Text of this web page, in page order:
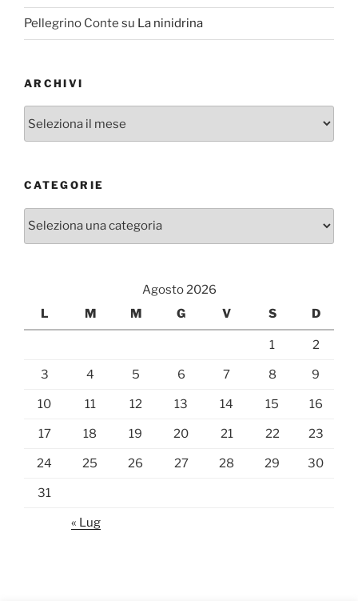
Pellegrino Conte su La ninidrina
ARCHIVI
CATEGORIE
Categorie
Agosto 2026
L
M M G V S D
1 2
3 4 5 6 7 8 9
10 11 12 13 14 15 16
17 18 19 20 21 22 23
24 25 26 27 28 29 30
31
« Lug